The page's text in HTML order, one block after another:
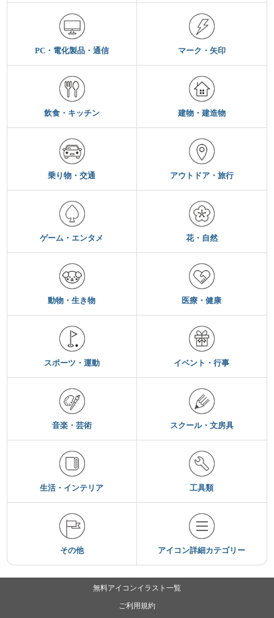
PC・電化製品・通信 マーク・矢印
飲食・キッチン 建物・建造物
乗り物・交通 アウトドア・旅行
ゲーム・エンタメ 花・自然
動物・生き物 医療・健康
スポーツ・運動 イベント・行事
音楽・芸術 スクール・文房具
生活・インテリア 工具類
その他 アイコン詳細カテゴリー
無料アイコンイラスト一覧
ご利用規約